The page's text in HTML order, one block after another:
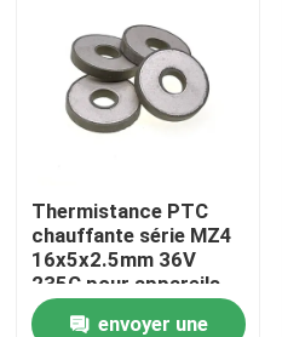
À propos de nous
Contrôle de la qualité
Nous contacter
Thermistance PTC
chauffante série MZ4
16x5x2.5mm 36V
235C pour appareils
automobiles
envoyer une